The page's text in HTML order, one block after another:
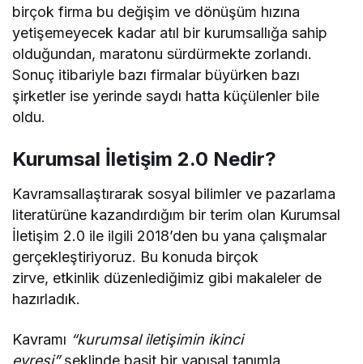
birçok firma bu değişim ve dönüşüm hızına
yetişemeyecek kadar atıl bir kurumsallığa sahip
olduğundan, maratonu sürdürmekte zorlandı.
Sonuç itibariyle bazı firmalar büyürken bazı
şirketler ise yerinde saydı hatta küçülenler bile
oldu.
Kurumsal İletişim 2.0 Nedir?
Kavramsallaştırarak sosyal bilimler ve pazarlama
literatürüne kazandırdığım bir terim olan Kurumsal
İletişim 2.0 ile ilgili 2018’den bu yana çalışmalar
gerçekleştiriyoruz. Bu konuda birçok
zirve, etkinlik düzenlediğimiz gibi makaleler de
hazırladık.
Kavramı “kurumsal iletişimin ikinci
evresi”şeklinde basit bir yapısal tanımla